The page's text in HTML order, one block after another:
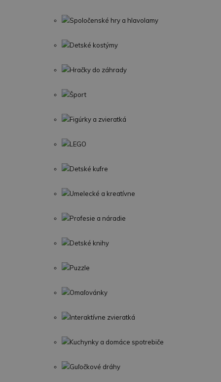
Spoločenské hry a hlavolamy
Detské kostýmy
Hračky do záhrady
Šport
Figúrky a zvieratká
LEGO
Detské kufre
Umelecké a kreatívne
Profesie a náradie
Detské knihy
Puzzle
Omaľovánky
Interaktívne zvieratká
Kuchynky a domáce spotrebiče
Guľočkové dráhy